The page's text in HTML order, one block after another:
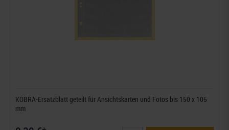
KOBRA-Ersatzblatt geteilt für Ansichtskarten und Fotos bis 150 x 105
mm